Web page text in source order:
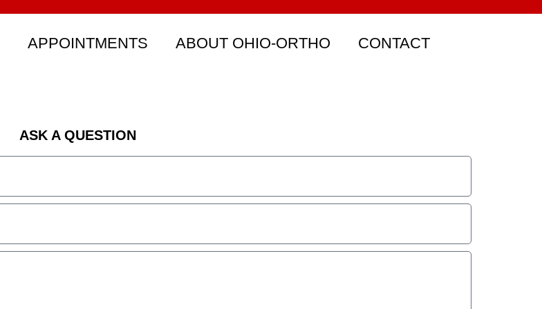
APPOINTMENTS ABOUT OHIO-ORTHO CONTACT
ASK A QUESTION